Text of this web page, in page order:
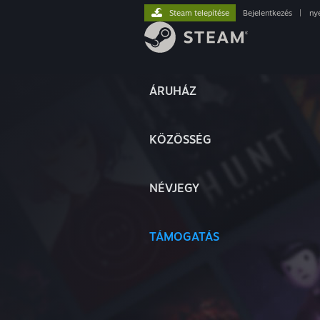
ÁRUHÁZ
KÖZÖSSÉG
NÉVJEGY
TÁMOGATÁS
Steam telepítése Bejelentkezés